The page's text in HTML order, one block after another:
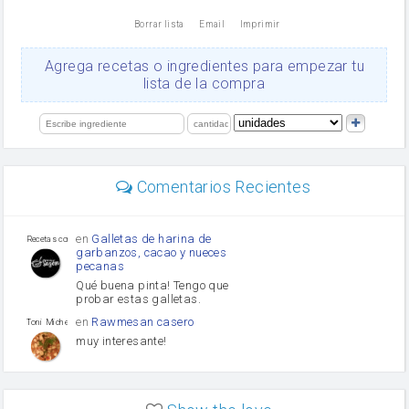
Ajos
salsa de soja
limón
Borrar lista Email Imprimir
Agrega recetas o ingredientes para empezar tu
lista de la compra
Comentarios Recientes
Recetas con sazon
en Galletas de harina de
garbanzos, cacao y nueces
pecanas
Qué buena pinta! Tengo que
probar estas galletas.
Toni Michel Caubet
en Rawmesan casero
muy interesante!
enLasaña casera fácil y